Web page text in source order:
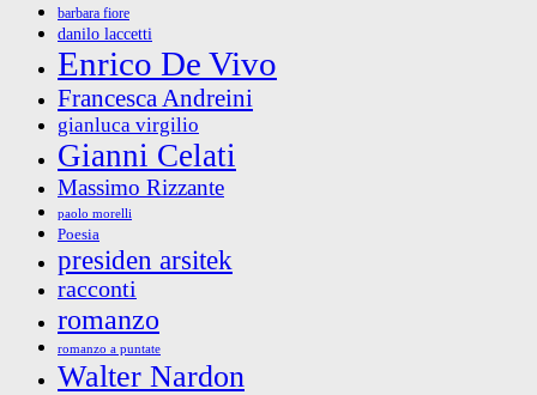
barbara fiore
danilo laccetti
Enrico De Vivo
Francesca Andreini
gianluca virgilio
Gianni Celati
Massimo Rizzante
paolo morelli
Poesia
presiden arsitek
racconti
romanzo
romanzo a puntate
Walter Nardon